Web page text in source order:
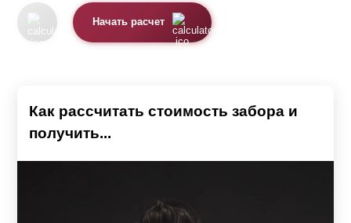
Начать расчет
Как рассчитать стоимость забора и
получить...